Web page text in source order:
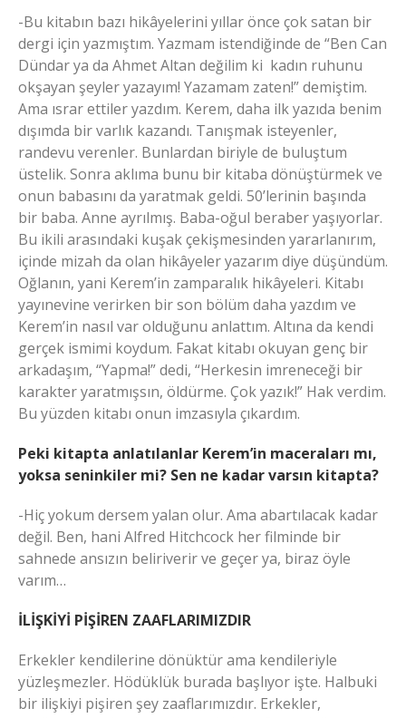
-Bu kitabın bazı hikâyelerini yıllar önce çok satan bir
dergi için yazmıştım. Yazmam istendiğinde de “Ben Can
Dündar ya da Ahmet Altan değilim ki kadın ruhunu
okşayan şeyler yazayım! Yazamam zaten!” demiştim.
Ama ısrar ettiler yazdım. Kerem, daha ilk yazıda benim
dışımda bir varlık kazandı. Tanışmak isteyenler,
randevu verenler. Bunlardan biriyle de buluştum
üstelik. Sonra aklıma bunu bir kitaba dönüştürmek ve
onun babasını da yaratmak geldi. 50’lerinin başında
bir baba. Anne ayrılmış. Baba-oğul beraber yaşıyorlar.
Bu ikili arasındaki kuşak çekişmesinden yararlanırım,
içinde mizah da olan hikâyeler yazarım diye düşündüm.
Oğlanın, yani Kerem’in zamparalık hikâyeleri. Kitabı
yayınevine verirken bir son bölüm daha yazdım ve
Kerem’in nasıl var olduğunu anlattım. Altına da kendi
gerçek ismimi koydum. Fakat kitabı okuyan genç bir
arkadaşım, “Yapma!” dedi, “Herkesin imreneceği bir
karakter yaratmışsın, öldürme. Çok yazık!” Hak verdim.
Bu yüzden kitabı onun imzasıyla çıkardım.
Peki kitapta anlatılanlar Kerem’in maceraları mı,
yoksa seninkiler mi? Sen ne kadar varsın kitapta?
-Hiç yokum dersem yalan olur. Ama abartılacak kadar
değil. Ben, hani Alfred Hitchcock her filminde bir
sahnede ansızın beliriverir ve geçer ya, biraz öyle
varım…
İLİŞKİYİ PİŞİREN ZAAFLARIMIZDIR
Erkekler kendilerine dönüktür ama kendileriyle
yüzleşmezler. Hödüklük burada başlıyor işte. Halbuki
bir ilişkiyi pişiren şey zaaflarımızdır. Erkekler,